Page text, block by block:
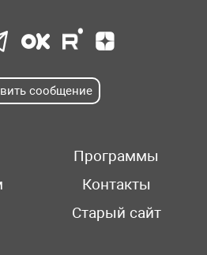
сообщение
Программы
Контакты
Старый сайт